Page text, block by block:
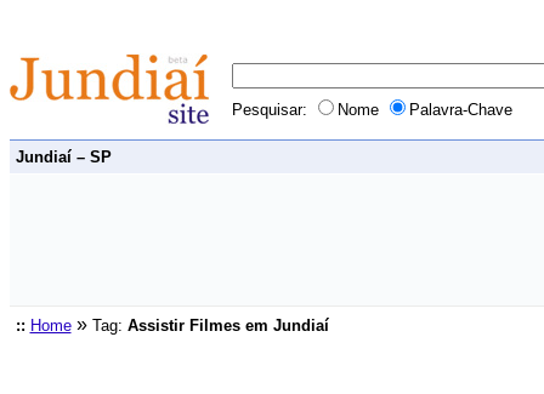
Pesquisar: Nome Palavra-Chave
Jundiaí – SP
:: Home »Tag: Assistir Filmes em Jundiaí